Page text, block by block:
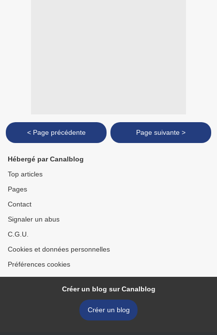
< Page précédente Page suivante >
Hébergé par Canalblog
Top articles
Pages
Contact
Signaler un abus
C.G.U.
Cookies et données personnelles
Préférences cookies
Créer un blog sur Canalblog
Créer un blog